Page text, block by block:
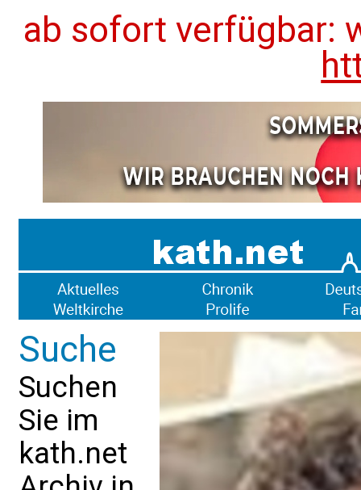
ab sofort verfügbar:
Suche
Suchen
Sie im
kath.net